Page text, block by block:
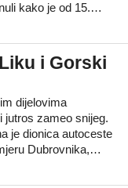
kako je od 15.…
i Gorski
dijelovima
jutros zameo snijeg.
je dionica autoceste
Dubrovnika,…